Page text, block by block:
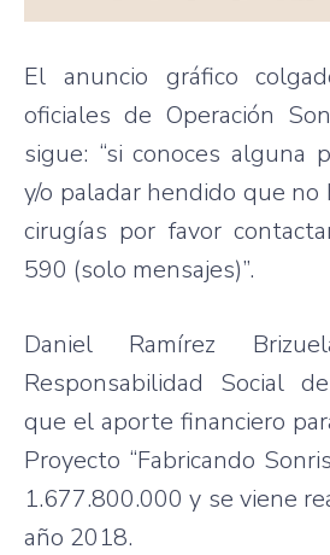
El anuncio gráfico
oficiales de Operación
sigue: “si conoces alguna
y/o paladar hendido que no
cirugías por favor
590 (solo mensajes)”.
Daniel Ramírez
Responsabilidad Social
que el aporte financiero
Proyecto “Fabricando
1.677.800.000 y se viene
año 2018.